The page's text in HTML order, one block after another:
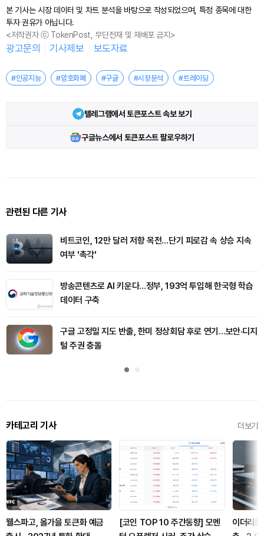
본 기사는 시장 데이터 및 차트 분석을 바탕으로 작성되었으며, 특정 종목에 대한
투자 권유가 아닙니다.
<저작권자 ⓒ TokenPost, 무단전재 및 재배포 금지>
광고문의 기사제보 보도자료
#인공지능 #암호화폐 #구글 #시장분석 #트레이딩
텔레그램에서 토큰포스트 속보 보기
구글뉴스에서 토큰포스트 팔로우하기
관련된 다른 기사
비트코인, 12만 달러 저항 목전…단기 피로감 속 상승 지속
여부 '촉각'
방송콘텐츠로 AI 키운다…정부, 193억 투입해 한국형 학습
데이터 구축
구글 고정밀 지도 반출, 한미 정상회담 후로 연기…보안·디지
털 주권 충돌
카테고리 기사 더보기
웰스파고, 올가을 토큰화 예금
[코인 TOP 10 주간동향] 모멘
이더리